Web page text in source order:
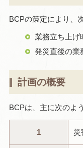
BCPの策定により、
業務立ち上げ
発災直後の業
計画の概要
BCPは、主に次のよ
1 災